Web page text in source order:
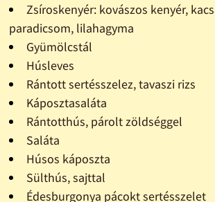
Zsíroskenyér: kovászos kenyér,
paradicsom, lilahagyma
Gyümölcstál
Húsleves
Rántott sertésszelez, tavaszi rizs
Káposztasaláta
Rántotthús, párolt zöldséggel
Saláta
Húsos káposzta
Sülthús, sajttal
Édesburgonya pácokt sertésszelet